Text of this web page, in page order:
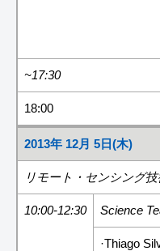
~17:30
18:00
2013年 12月 5日(木)
リモート・センシング
10:00-12:30 Science
·Thiago